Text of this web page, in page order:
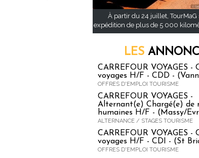
À partir du 24 juillet, TourMaG
expédition de plus de 5 000
LES
CARREFOUR VOYAGES -
voyages H/F - CDD -
OFFRES D'EMPLOI TOURISME
CARREFOUR VOYAGES -
Alternant(e) Chargé(e) de
humaines H/F - (Massy/
ALTERNANCE / STAGES TOURISME
CARREFOUR VOYAGES -
voyages H/F - CDI - (St
OFFRES D'EMPLOI TOURISME